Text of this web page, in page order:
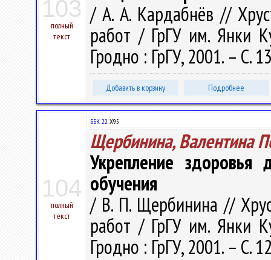
103
полный
текст
/ А. А. Кардабнёв //
работ / ГрГУ им. Янки
Гродно : ГрГУ, 2001. – С.
Добавить в корзину Подробнее
104
полный
текст
ББК 22.Х95
Щербинина, Валентина
Укрепление здоровья
обучения
/ В. П. Щербинина //
работ / ГрГУ им. Янки
Гродно : ГрГУ, 2001. – С.